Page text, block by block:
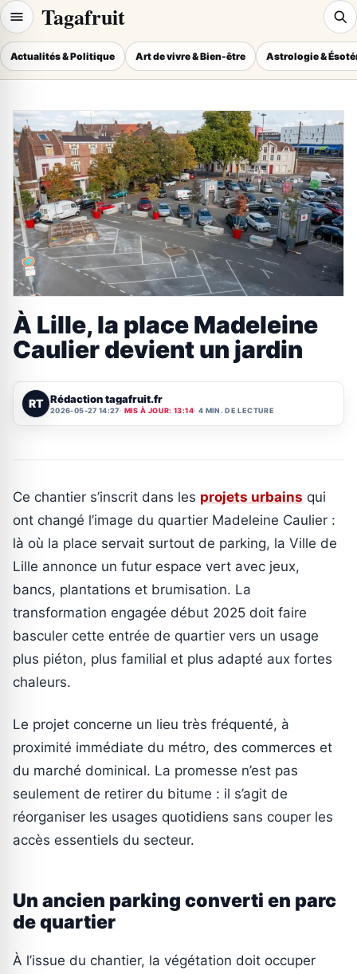
Tagafruit
Actualités & Politique Art de vivre & Bien-être Astrologie &
À Lille, la place Madeleine
Caulier devient un jardin
RT Rédaction tagafruit.fr
2026-05-27 14:27 MIS À JOUR: 13:14 4 MIN. DE LECTURE
Ce chantier s’inscrit dans les projets urbains qui
ont changé l’image du quartier Madeleine Caulier :
là où la place servait surtout de parking, la Ville de
Lille annonce un futur espace vert avec jeux,
bancs, plantations et brumisation. La
transformation engagée début 2025 doit faire
basculer cette entrée de quartier vers un usage
plus piéton, plus familial et plus adapté aux fortes
chaleurs.
Le projet concerne un lieu très fréquenté, à
proximité immédiate du métro, des commerces et
du marché dominical. La promesse n’est pas
seulement de retirer du bitume : il s’agit de
réorganiser les usages quotidiens sans couper les
accès essentiels du secteur.
Un ancien parking converti en parc
de quartier
À l’issue du chantier, la végétation doit occuper